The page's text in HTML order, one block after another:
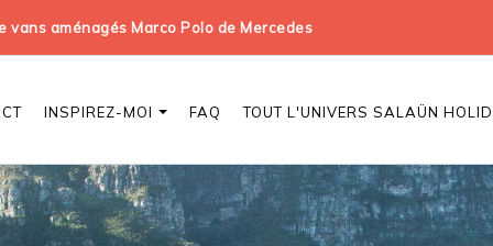
vans aménagés Marco Polo de Mercedes
INSPIREZ-MOI FAQ TOUT L'UNIVERS SALAÜN